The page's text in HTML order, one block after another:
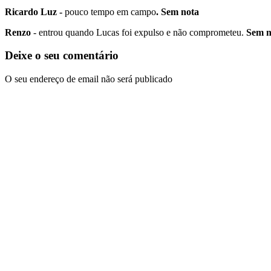
Ricardo Luz - pouco tempo em campo. Sem nota
Renzo - entrou quando Lucas foi expulso e não comprometeu. Sem
Deixe o seu comentário
O seu endereço de email não será publicado